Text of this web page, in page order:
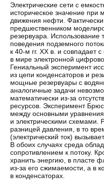
Электрические сети с
историческое значение при
движения нефти.
предшественником
резервуара. Использование
поведения подземного
к 40-м гг. XX в. и совпадает
в мире электронной
Гениальный эксперимент
из цепи конденсаторов и
мощные резервуары с
аналогичные задачи
математически из-за
ресурсов. Эксперимент
между основными
и электрическими схемами.
разницей давления, в то
(электрический ток)
В обоих случаях среда
сопротивлением к потоку.
хранить энергию, в пласте
из-за его сжимаемости, а в
в конденсаторах.